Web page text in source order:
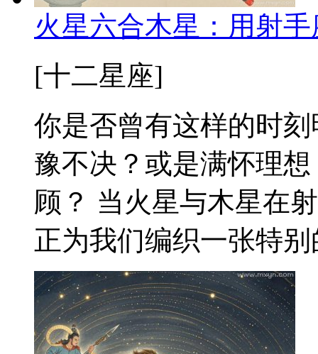
火星六合木星：用射
[十二星座]
你是否曾有这样的时
豫不决？或是满怀理
顾？ 当火星与木星在
正为我们编织一张特